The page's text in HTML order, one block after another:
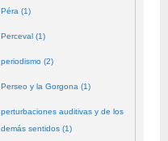
Péra (1)
Perceval (1)
periodismo (2)
Perseo y la Gorgona (1)
perturbaciones auditivas y de los
demás sentidos (1)